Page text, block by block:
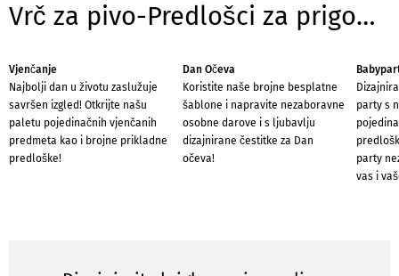
Vrč za pivo-Predlošci za prigode
Vjenčanje
Najbolji dan u životu zaslužuje
savršen izgled! Otkrijte našu
paletu pojedinačnih vjenčanih
predmeta kao i brojne prikladne
predloške!
Dan Očeva
Koristite naše brojne besplatne
šablone i napravite nezaboravne
osobne darove i s ljubavlju
dizajnirane čestitke za Dan
očeva!
party s
party
vas i